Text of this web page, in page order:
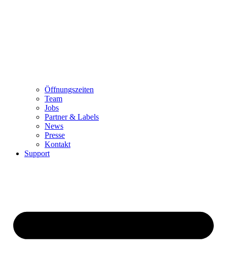
Öffnungszeiten
Team
Jobs
Partner & Labels
News
Presse
Kontakt
Support